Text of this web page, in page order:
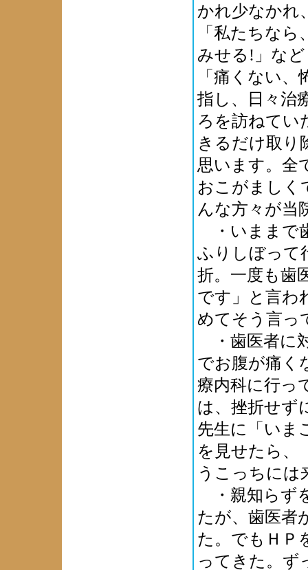
かれ少なかれ
「私たちな
みせる!」な
「痛くない
指し、日々治
ろを訪ねてい
きるだけ取り
思います。全
おこがましく
んな方々が当
・いままで
ふりしぼって
折。一度も歯
です」と言わ
めてそう言っ
・歯医者に
でお腹が痛く
療内科に行っ
は、挫折せず
先生に「いま
を見せたら、
うこっちには
・親知らず
たが、歯医者
た。でもＨＰ
ってきた。ず